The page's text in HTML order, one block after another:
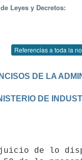
Leyes y Decretos:
Referencias a toda la
DE LA
DE